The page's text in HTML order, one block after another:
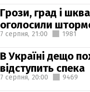
Грози, град і
оголосили
7 серпня, 21:00 1981
В Україні дещо
відступить спека
7 серпня, 20:00 9469